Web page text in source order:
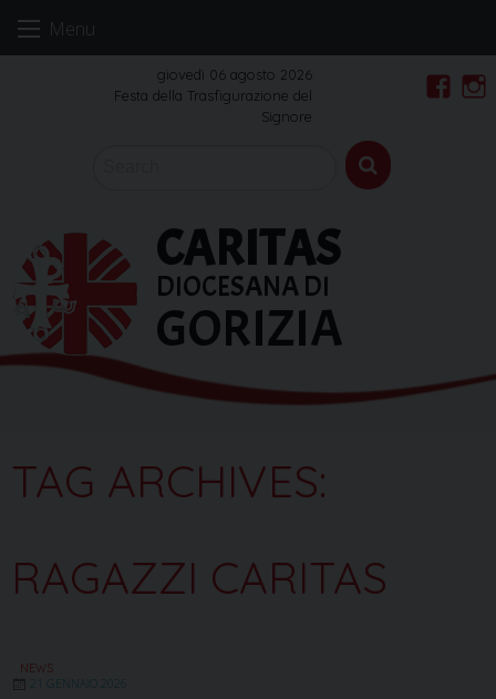
Menu
giovedì 06 agosto 2026
Festa della Trasfigurazione del
Signore
CARITAS
DIOCESANA DI
GORIZIA
TAG ARCHIVES:
RAGAZZI CARITAS
NEWS
21 GENNAIO 2026